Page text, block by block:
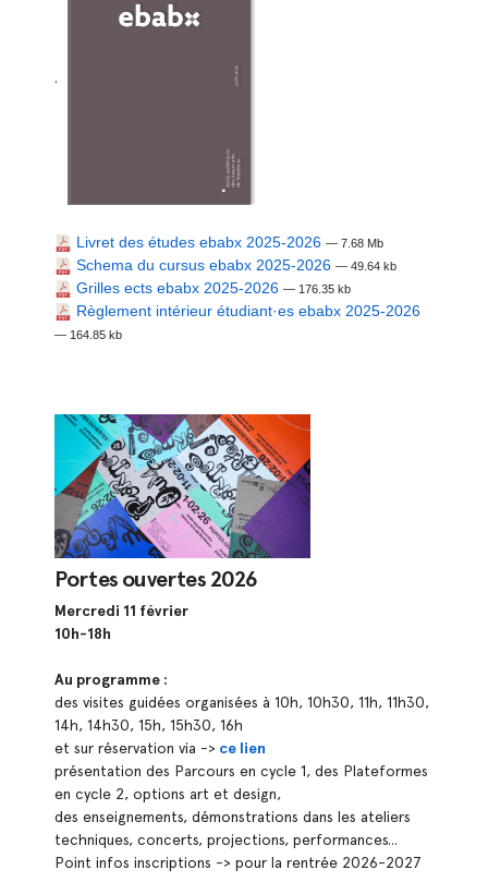
.
Livret des études ebabx 2025-2026 — 7.68 Mb
Schema du cursus ebabx 2025-2026 — 49.64 kb
Grilles ects ebabx 2025-2026 — 176.35 kb
Règlement intérieur étudiant·es ebabx 2025-2026
— 164.85 kb
Portes ouvertes 2026
Mercredi 11 février
10h-18h
Au programme :
des visites guidées organisées à 10h, 10h30, 11h, 11h30,
14h, 14h30, 15h, 15h30, 16h
et sur réservation via -> ce lien
présentation des Parcours en cycle 1, des Plateformes
en cycle 2, options art et design,
des enseignements, démonstrations dans les ateliers
techniques, concerts, projections, performances...
Point infos inscriptions -> pour la rentrée 2026-2027